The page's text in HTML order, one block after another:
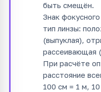
быть смещён.
Знак
тип линзы:
(выпуклая),
рассеивающая
При расчёте
расстояние
100 см = 1 м,